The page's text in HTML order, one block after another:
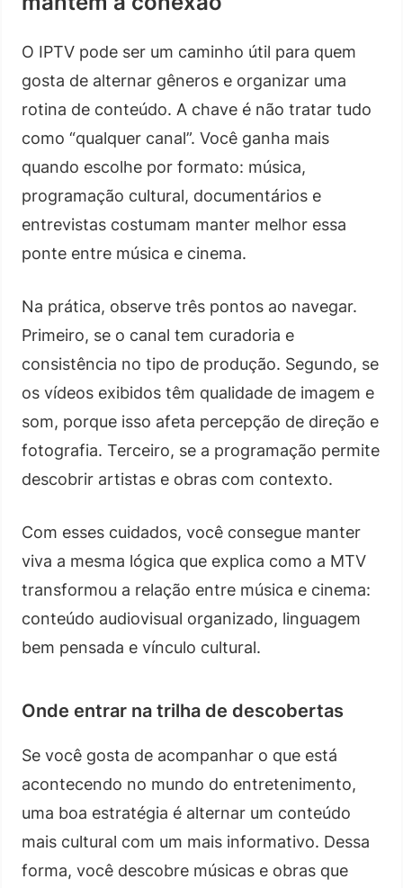
O IPTV pode ser um caminho útil para quem
gosta de alternar gêneros e organizar uma
rotina de conteúdo. A chave é não tratar tudo
como “qualquer canal”. Você ganha mais
quando escolhe por formato: música,
programação cultural, documentários e
entrevistas costumam manter melhor essa
ponte entre música e cinema.
Na prática, observe três pontos ao navegar.
Primeiro, se o canal tem curadoria e
consistência no tipo de produção. Segundo, se
os vídeos exibidos têm qualidade de imagem e
som, porque isso afeta percepção de direção e
fotografia. Terceiro, se a programação permite
descobrir artistas e obras com contexto.
Com esses cuidados, você consegue manter
viva a mesma lógica que explica como a MTV
transformou a relação entre música e cinema:
conteúdo audiovisual organizado, linguagem
bem pensada e vínculo cultural.
Onde entrar na trilha de descobertas
Se você gosta de acompanhar o que está
acontecendo no mundo do entretenimento,
uma boa estratégia é alternar um conteúdo
mais cultural com um mais informativo. Dessa
forma, você descobre músicas e obras que